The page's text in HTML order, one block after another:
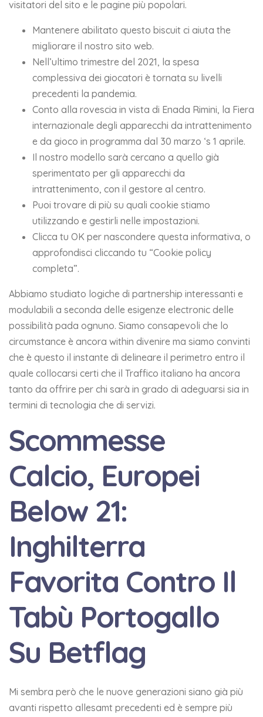
visitatori del sito e le pagine più popolari.
Mantenere abilitato questo biscuit ci aiuta the
migliorare il nostro sito web.
Nell’ultimo trimestre del 2021, la spesa
complessiva dei giocatori è tornata su livelli
precedenti la pandemia.
Conto alla rovescia in vista di Enada Rimini, la Fiera
internazionale degli apparecchi da intrattenimento
e da gioco in programma dal 30 marzo ‘s 1 aprile.
Il nostro modello sarà cercano a quello già
sperimentato per gli apparecchi da
intrattenimento, con il gestore al centro.
Puoi trovare di più su quali cookie stiamo
utilizzando e gestirli nelle impostazioni.
Clicca tu OK per nascondere questa informativa, o
approfondisci cliccando tu “Cookie policy
completa”.
Abbiamo studiato logiche di partnership interessanti e
modulabili a seconda delle esigenze electronic delle
possibilità pada ognuno. Siamo consapevoli che lo
circumstance è ancora within divenire ma siamo convinti
che è questo il instante di delineare il perimetro entro il
quale collocarsi certi che il Traffico italiano ha ancora
tanto da offrire per chi sarà in grado di adeguarsi sia in
termini di tecnologia che di servizi.
Scommesse
Calcio, Europei
Below 21:
Inghilterra
Favorita Contro Il
Tabù Portogallo
Su Betflag
Mi sembra però che le nuove generazioni siano già più
avanti rispetto allesamt precedenti ed è sempre più